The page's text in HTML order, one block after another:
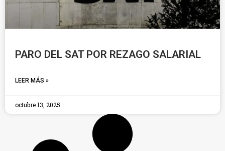
PARO DEL SAT POR REZAGO SALARIAL
LEER MÁS »
octubre 13, 2025